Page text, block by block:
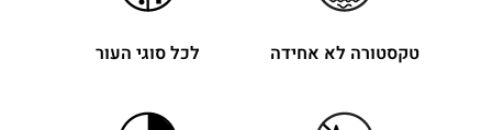
טקסטורה לא אחידה לכל סוגי העור